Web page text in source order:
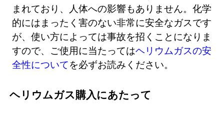
まれており、人体への影響もありません。化学
的にはまったく害のない非常に安全なガスです
が、使い方によっては事故を招くことになりま
すので、ご使用に当たってはヘリウムガスの安
全性についてを必ずお読みください。
ヘリウムガス購入にあたって